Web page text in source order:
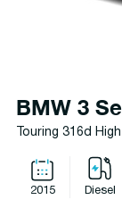
BMW 3
Touring 316d
2015 Diesel